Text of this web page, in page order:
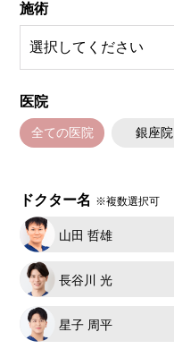
施術
医院
全ての医院 銀座院
ドクター名 ※複数選択可
山田 哲雄
長谷川 光
星子 周平